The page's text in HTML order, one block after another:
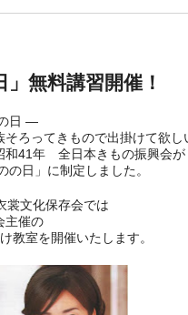
」無料講習開催！
日 ―
そろってきもので出掛けて欲し
和41年 全日本きもの振興会が
の日」に制定しました。
裳文化保存会では
主催の
教室を開催いたします。